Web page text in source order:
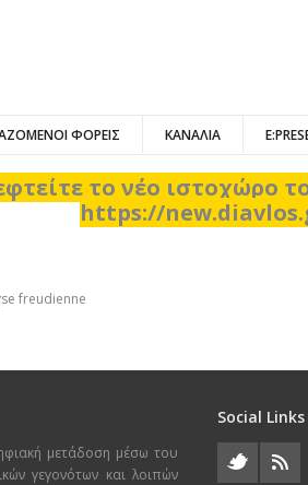
ΦΟΡΕΙΣ ΚΑΝΑΛΙΑ
το νέο ιστοχώρο
https://
freudienne
μετάδοση μέσω του
γεγονότων και λοιπών
Social Links